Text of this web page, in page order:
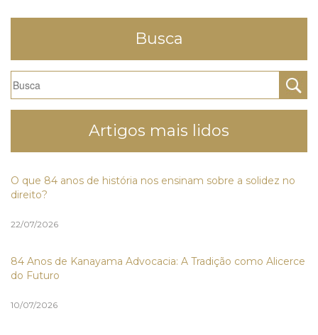
Busca
Artigos mais lidos
O que 84 anos de história nos ensinam sobre a solidez no
direito?
22/07/2026
84 Anos de Kanayama Advocacia: A Tradição como Alicerce
do Futuro
10/07/2026